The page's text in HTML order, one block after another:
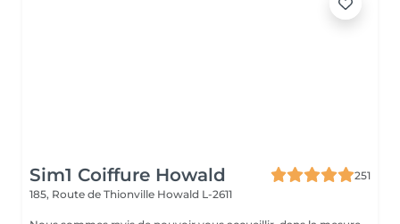
Sim1 Coiffure Howald
251
185, Route de Thionville Howald L-2611